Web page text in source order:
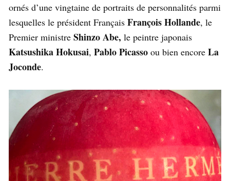
ornés d’une vingtaine de portraits de personnalités parmi
lesquelles le président Français François Hollande, le
Premier ministre Shinzo Abe, le peintre japonais
Katsushika Hokusai, Pablo Picasso ou bien encore La
Joconde.